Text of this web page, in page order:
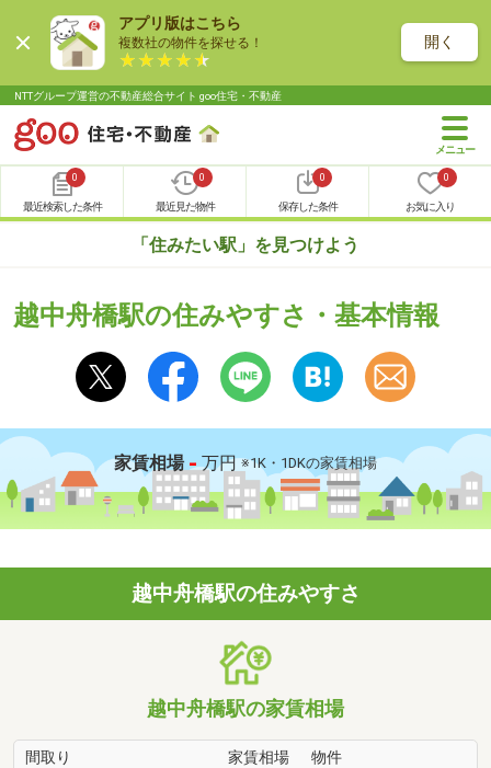
アプリ版はこちら
複数社の物件を探せる！ 開く
NTTグループ運営の不動産総合サイト goo住宅・不動産
0
最近検索した条件
0
最近見た物件
0
保存した条件
0
お気に入り
「住みたい駅」を見つけよう
越中舟橋駅の住みやすさ・基本情報
家賃相場 - 万円 ※1K・1DKの家賃相場
越中舟橋駅の住みやすさ
越中舟橋駅の家賃相場
間取り 家賃相場 物件